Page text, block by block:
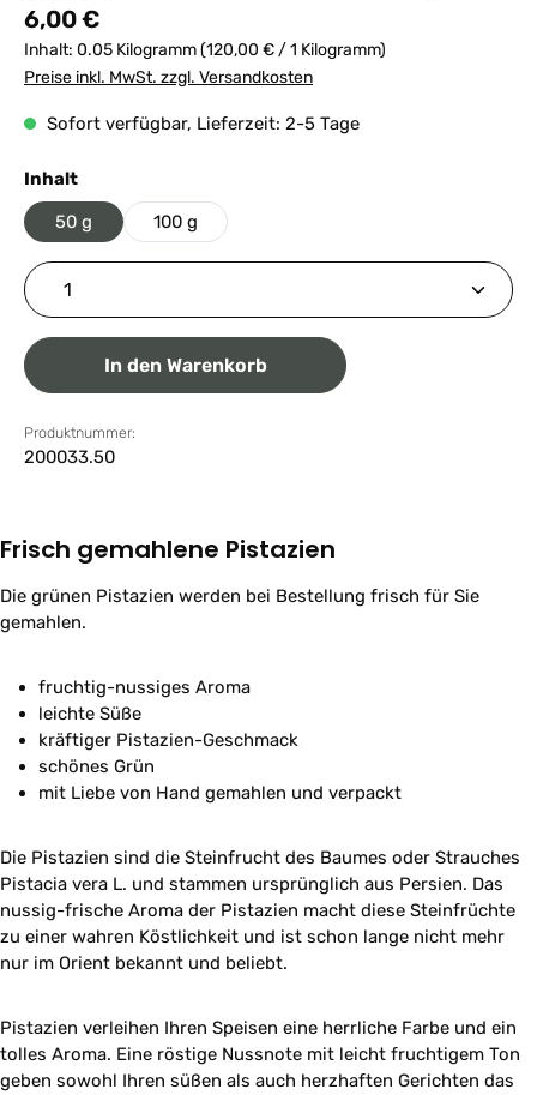
Regulärer Preis:
6,00 €
Inhalt: 0.05 Kilogramm(120,00 € / 1 Kilogramm)
Preise inkl. MwSt. zzgl. Versandkosten
Sofort verfügbar, Lieferzeit: 2-5 Tage
Inhaltauswählen
50 g 100 g
Produkt Anzahl: Gib den gewünschten Wert ein
In den Warenkorb
Produktnummer:
200033.50
Frisch gemahlene Pistazien
Die grünen Pistazien werden bei Bestellung frisch für Sie
gemahlen.
fruchtig-nussiges Aroma
leichte Süße
kräftiger Pistazien-Geschmack
schönes Grün
mit Liebe von Hand gemahlen und verpackt
Die Pistazien sind die Steinfrucht des Baumes oder Strauches
Pistacia vera L. und stammen ursprünglich aus Persien. Das
nussig-frische Aroma der Pistazien macht diese Steinfrüchte
zu einer wahren Köstlichkeit und ist schon lange nicht mehr
nur im Orient bekannt und beliebt.
Pistazien verleihen Ihren Speisen eine herrliche Farbe und ein
tolles Aroma. Eine röstige Nussnote mit leicht fruchtigem Ton
geben sowohl Ihren süßen als auch herzhaften Gerichten das